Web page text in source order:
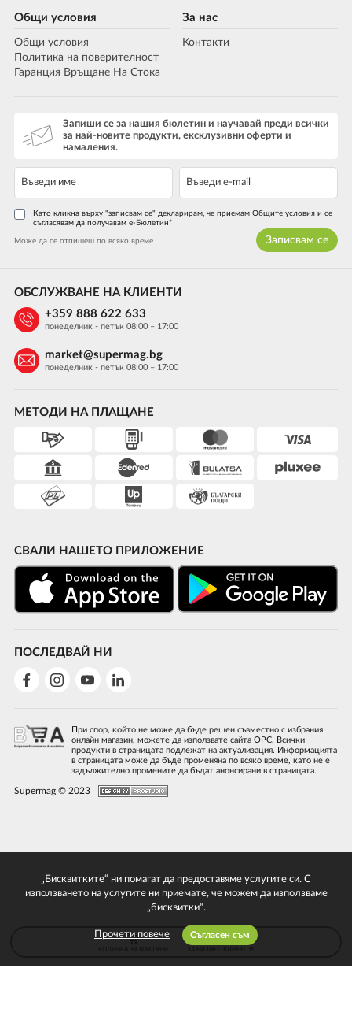
Общи условия
Общи условия
Политика на поверителност
Гаранция Връщане На Стока
За нас
Контакти
Запиши се за нашия бюлетин и научавай преди всички
за най-новите продукти, ексклузивни оферти и
намаления.
Като кликна върху "записвам се" декларирам, че приемам Общите условия и се
съгласявам да получавам е-Бюлетин*
Може да се отпишеш по всяко време Записвам се
МЕТОДИ НА ПЛАЩАНЕ
СВАЛИ НАШЕТО ПРИЛОЖЕНИЕ
ПОСЛЕДВАЙ НИ
ОБСЛУЖВАНЕ НА КЛИЕНТИ
+359 888 622 633
понеделник - петък 08:00 – 17:00
market@supermag.bg
понеделник - петък 08:00 – 17:00
При спор, който не може да бъде решен съвместно с избрания
онлайн магазин, можете да използвате сайта ОРС. Всички
продукти в страницата подлежат на актуализация. Информацията
в страницата може да бъде променяна по всяко време, като не е
задължително промените да бъдат анонсирани в страницата.
Supermag © 2023
„Бисквитките“ ни помагат да предоставяме услугите си. С
използването на услугите ни приемате, че можем да използваме
„бисквитки“.
Прочети повече Съгласен съм